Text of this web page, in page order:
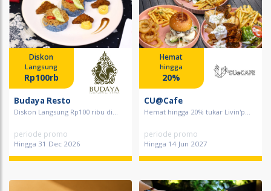
Diskon
Langsung
Rp100rb
Budaya Resto
Diskon Langsung Rp100 ribu di...
periode promo
Hingga 31 Dec 2026
Hemat
hingga
20%
CU@Cafe
Hemat hingga 20% tukar Livin'p...
periode promo
Hingga 14 Jun 2027